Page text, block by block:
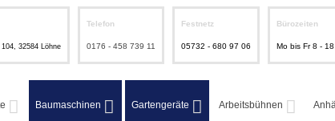
32584 Löhne
Telefon
0176 - 458 739 11
Festnetz
05732 - 680 97 06
Bürozeiten
Mo bis Fr 8 -
Baumaschinen Gartengeräte Arbeitsbühnen